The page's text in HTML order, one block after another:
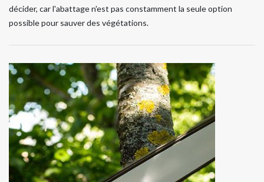
décider, car l'abattage n'est pas constamment la seule option
possible pour sauver des végétations.